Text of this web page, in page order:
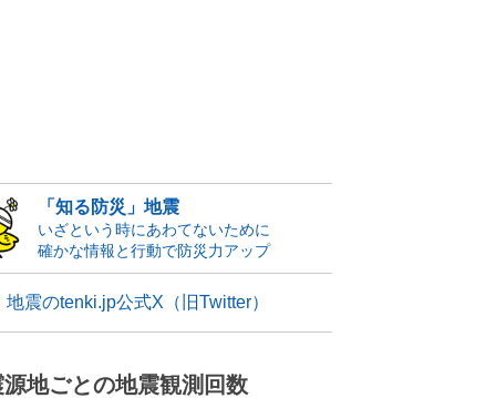
「知る防災」地震
いざという時にあわてないために
確かな情報と行動で防災力アップ
地震のtenki.jp公式X（旧Twitter）
源地ごとの地震観測回数